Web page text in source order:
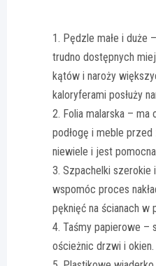
Pędzle małe i duże
trudno dostępnych
kątów i naroży
kaloryferami posłuży
Folia malarska – ma
podłogę i meble
niewiele i jest
Szpachelki szerokie
wspomóc proces
pęknięć na ścianach w
Taśmy papierowe –
ościeżnic drzwi i okien.